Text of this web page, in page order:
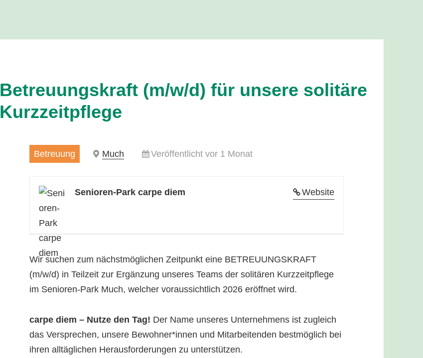
Betreuungskraft (m/w/d) für unsere solitäre
Kurzzeitpflege
Betreuung Much Veröffentlicht vor 1 Monat
Website
Senioren-Park carpe diem
Wir suchen zum nächstmöglichen Zeitpunkt eine BETREUUNGSKRAFT
(m/w/d) in Teilzeit zur Ergänzung unseres Teams der solitären Kurzzeitpflege
im Senioren-Park Much, welcher voraussichtlich 2026 eröffnet wird.
carpe diem – Nutze den Tag! Der Name unseres Unternehmens ist zugleich
das Versprechen, unsere Bewohner*innen und Mitarbeitenden bestmöglich bei
ihren alltäglichen Herausforderungen zu unterstützen.